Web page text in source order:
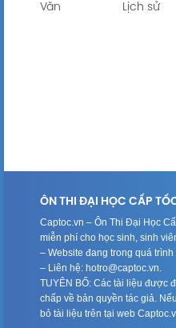
Văn Lịch sử
ÔN THI ĐẠI HỌC CẤP
Captoc.vn – Ôn Thi Đại Học
miễn phí cho học sinh, sinh
– Website đang trong quá
– Liên hệ: hotro@captoc.vn.
TUYÊN BỐ: Các tài liệu được
chấp về bản quyền tác giả.
bỏ tài liệu trên tại web